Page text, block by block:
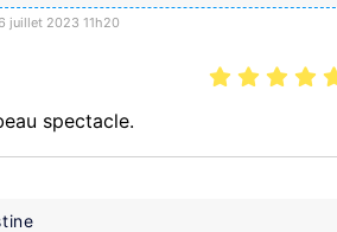
juillet 2023 11h20
spectacle.